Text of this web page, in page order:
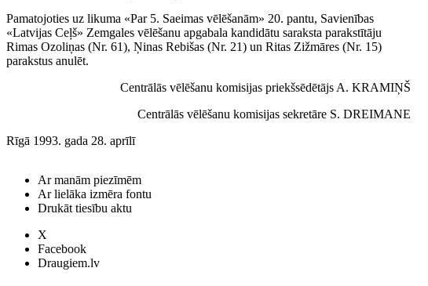
Pamatojoties uz likuma «Par 5. Saeimas vēlēšanām» 20. pantu, Savienības
«Latvijas Ceļš» Zemgales vēlēšanu apgabala kandidātu saraksta parakstītāju
Rimas Ozoliņas (Nr. 61), Ņinas Rebišas (Nr. 21) un Ritas Zižmāres (Nr. 15)
parakstus anulēt.
Centrālās vēlēšanu komisijas priekšsēdētājs A. KRAMIŅŠ
Centrālās vēlēšanu komisijas sekretāre S. DREIMANE
Rīgā 1993. gada 28. aprīlī
Ar manām piezīmēm
Ar lielāka izmēra fontu
Drukāt tiesību aktu
X
Facebook
Draugiem.lv